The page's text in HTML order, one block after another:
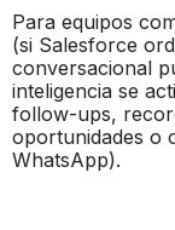
Para equipos
(si Salesforce
conversacional
inteligencia se
follow-ups,
oportunidades o
WhatsApp).